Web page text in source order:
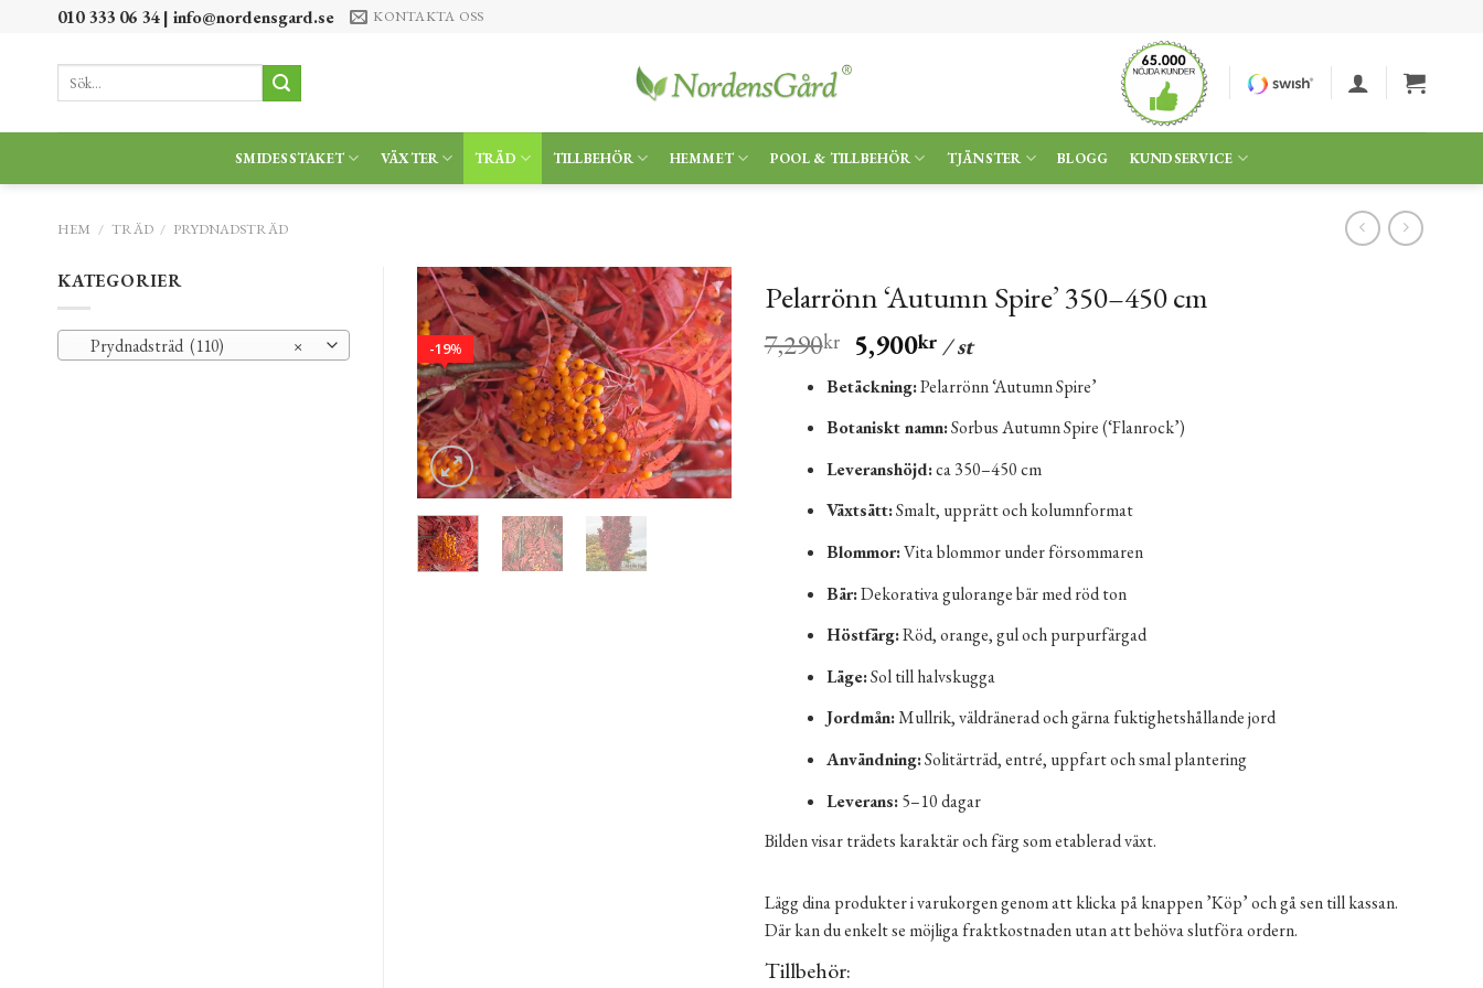
010 333 06 34 | info@nordensgard.se KONTAKTA OSS
efter:
SMIDESSTAKET VÄXTER TRÄD TILLBEHÖR HEMMET POOL & TILLBEHÖR TJÄNSTER BLOGG KUNDSERVICE
HEM / TRÄD / PRYDNADSTRÄD
KATEGORIER
×
Prydnadsträd (110)
Pelarrönn ‘Autumn Spire’ 350–450 cm
7,290kr 5,900kr/ st
Betäckning:Pelarrönn ‘Autumn Spire’
Botaniskt namn:Sorbus Autumn Spire (‘Flanrock’)
Leveranshöjd:ca 350–450 cm
Växtsätt:Smalt, upprätt och kolumnformat
Blommor:Vita blommor under försommaren
Bär:Dekorativa gulorange bär med röd ton
Höstfärg:Röd, orange, gul och purpurfärgad
Läge:Sol till halvskugga
Jordmån:Mullrik, väldränerad och gärna fuktighetshållande jord
Användning:Solitärträd, entré, uppfart och smal plantering
Leverans:5–10 dagar
Bilden visar trädets karaktär och färg som etablerad växt.
Lägg dina produkter i varukorgen genom att klicka på knappen ’Köp’ och gå sen till kassan.
Där kan du enkelt se möjliga fraktkostnaden utan att behöva slutföra ordern.
Tillbehör:
%
19